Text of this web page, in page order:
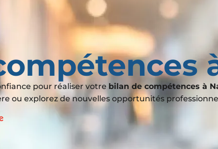
pour réaliser votre bilan de compétences à
ou explorez de nouvelles opportunités